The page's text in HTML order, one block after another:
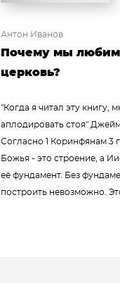
Антон Иванов
Почему мы любим
церковь?
"Когда я читал эту книгу,
аплодировать стоя"
Согласно 1 Коринфянам 3
Божья - это строение, а
её фундамент. Без
построить невозможно.